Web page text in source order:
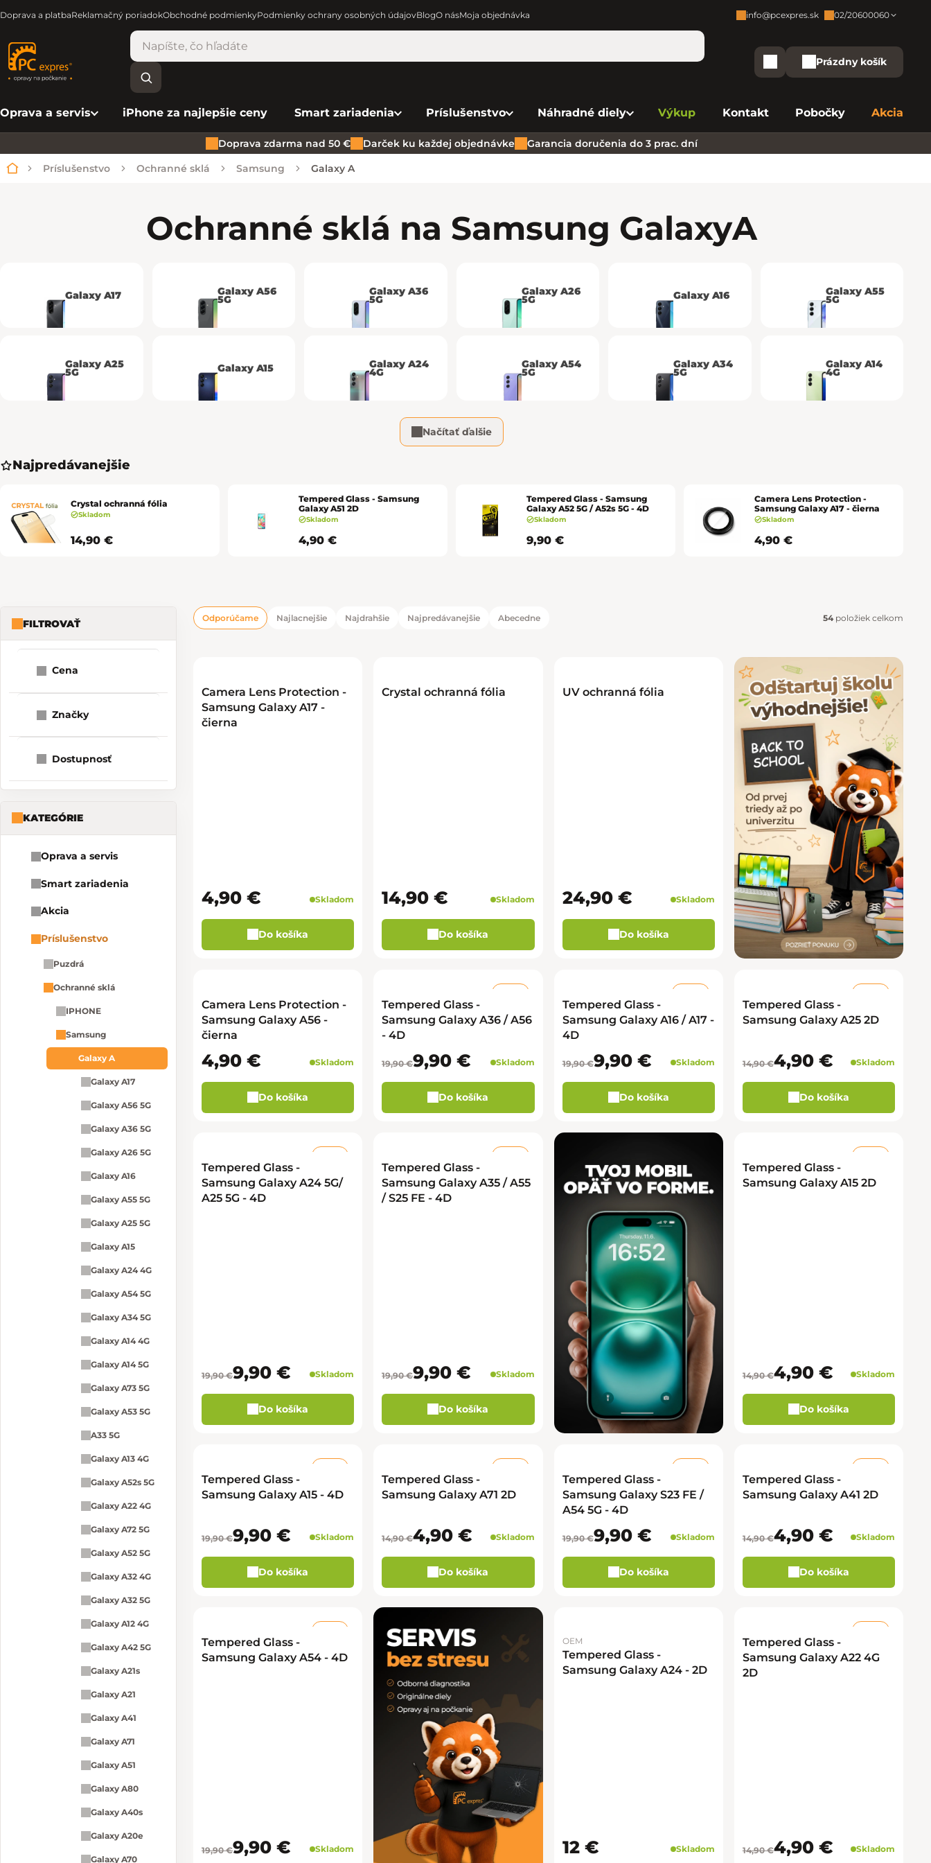
Zákaznícka podpora:
info@pcexpres.sk 02/20600060
Bratislava - Avion 02/20 60 00 61
Bratislava - Aupark
Bratislava - Eurovea
B. Bystrica - Europa
Košice - Optima 02/20 60 00 72
Martin - TULIP 02/20 60 00 77
Prievidza - Korzo 02/20 60 00 82
Trenčín - Laugaricio
Doprava a platbaReklamačný poriadokObchodné podmienkyPodmienky ochrany osobných údajovBlogO násMoja objednávka
Nákupný košík
Prázdny košík
Oprava a servis iPhone za najlepšie ceny Smart zariadenia Príslušenstvo Náhradné diely Výkup Kontakt Pobočky Akcia
Doprava zdarma nad 50 € Darček ku každej objednávke Garancia doručenia do 3 prac. dní
Domov
Príslušenstvo Ochranné sklá Samsung Galaxy A
Ochranné sklá na Samsung GalaxyA
Galaxy A17 Galaxy A56
5G
Galaxy A36
5G
Galaxy A26
5G Galaxy A16 Galaxy A55
5G
Galaxy A25
5G Galaxy A15 Galaxy A24
4G
Galaxy A54
5G
Galaxy A34
5G
Galaxy A14
4G
Načítať ďalšie
Najpredávanejšie
Crystal ochranná fólia
Skladom
14,90 €
Tempered Glass - Samsung
Galaxy A51 2D
Skladom
4,90 €
Tempered Glass - Samsung
Galaxy A52 5G / A52s 5G - 4D
Skladom
9,90 €
Camera Lens Protection -
Samsung Galaxy A17 - čierna
Skladom
4,90 €
Bočný panel
FILTROVAŤ
Cena
Značky
Dostupnosť
KATEGÓRIE
Oprava a servis
Smart zariadenia
Akcia
Príslušenstvo
Puzdrá
Ochranné sklá
IPHONE
Samsung
Galaxy A
Galaxy A17
Galaxy A56 5G
Galaxy A36 5G
Galaxy A26 5G
Galaxy A16
Galaxy A55 5G
Galaxy A25 5G
Galaxy A15
Galaxy A24 4G
Galaxy A54 5G
Galaxy A34 5G
Galaxy A14 4G
Galaxy A14 5G
Galaxy A73 5G
Galaxy A53 5G
A33 5G
Galaxy A13 4G
Galaxy A52s 5G
Galaxy A22 4G
Galaxy A72 5G
Galaxy A52 5G
Galaxy A32 4G
Galaxy A32 5G
Galaxy A12 4G
Galaxy A42 5G
Galaxy A21s
Galaxy A21
Galaxy A41
Galaxy A71
Galaxy A51
Galaxy A80
Galaxy A40s
Galaxy A20e
Galaxy A70
Radenie produktov
Odporúčame Najlacnejšie Najdrahšie Najpredávanejšie Abecedne 54položiek celkom
Výpis produktov
Camera Lens Protection -
Samsung Galaxy A17 -
čierna
4,90 € Skladom
Do košíka
Crystal ochranná fólia
14,90 € Skladom
Do košíka
UV ochranná fólia
24,90 € Skladom
Do košíka
Camera Lens Protection -
Samsung Galaxy A56 -
čierna
4,90 € Skladom
Do košíka
Tempered Glass -
Samsung Galaxy A36 / A56
- 4D
19,90 €9,90 € Skladom
Do košíka
Tempered Glass -
Samsung Galaxy A16 / A17 -
4D
19,90 €9,90 € Skladom
Do košíka
Tempered Glass -
Samsung Galaxy A25 2D
14,90 €4,90 € Skladom
Do košíka
Tempered Glass -
Samsung Galaxy A24 5G/
A25 5G - 4D
19,90 €9,90 € Skladom
Do košíka
Tempered Glass -
Samsung Galaxy A35 / A55
/ S25 FE - 4D
19,90 €9,90 € Skladom
Do košíka
Tempered Glass -
Samsung Galaxy A15 2D
14,90 €4,90 € Skladom
Do košíka
Tempered Glass -
Samsung Galaxy A15 - 4D
19,90 €9,90 € Skladom
Do košíka
Tempered Glass -
Samsung Galaxy A71 2D
14,90 €4,90 € Skladom
Do košíka
Tempered Glass -
Samsung Galaxy S23 FE /
A54 5G - 4D
19,90 €9,90 € Skladom
Do košíka
Tempered Glass -
Samsung Galaxy A41 2D
14,90 €4,90 € Skladom
Do košíka
Tempered Glass -
Samsung Galaxy A54 - 4D
19,90 €9,90 € Skladom
OEM
Tempered Glass -
Samsung Galaxy A24 - 2D
12 € Skladom
Tempered Glass -
Samsung Galaxy A22 4G
2D
14,90 €4,90 € Skladom